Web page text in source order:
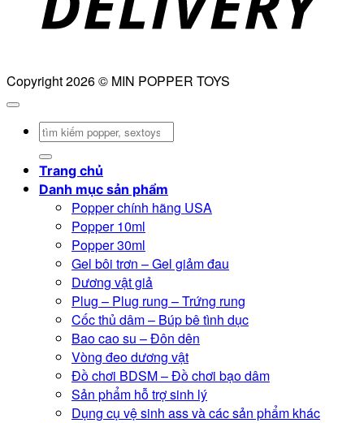
Copyright 2026 © MIN POPPER TOYS
Tìm
Trang chủ
Danh mục sản phẩm
Popper chính hãng USA
Popper 10ml
Popper 30ml
Gel bôi trơn – Gel giảm đau
Dương vật giả
Plug – Plug rung – Trứng rung
Cốc thủ dâm – Búp bê tình dục
Bao cao su – Đôn dên
Vòng đeo dương vật
Đồ chơi BDSM – Đồ chơi bạo dâm
Sản phẩm hỗ trợ sinh lý
Dụng cụ vệ sinh ass và các sản phẩm khác